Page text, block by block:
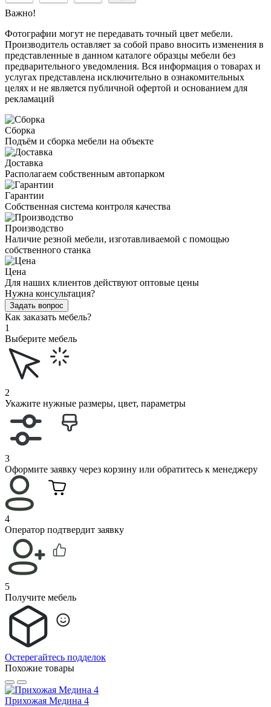
Важно!
Фотографии могут не передавать точный цвет мебели.
Производитель оставляет за собой право вносить изменения в
представленные в данном каталоге образцы мебели без
предварительного уведомления. Вся информация о товарах и
услугах представлена исключительно в ознакомительных
целях и не является публичной офертой и основанием для
рекламаций
Сборка
Подъём и сборка мебели на объекте
Доставка
Располагаем собственным автопарком
Гарантии
Собственная система контроля качества
Производство
Наличие резной мебели, изготавливаемой с помощью
собственного станка
Цена
Для наших клиентов действуют оптовые цены
Нужна консультация?
Задать вопрос
Как заказать мебель?
1
Выберите мебель
2
Укажите нужные размеры, цвет, параметры
3
Оформите заявку через корзину или обратитесь к менеджеру
4
Оператор подтвердит заявку
5
Получите мебель
Остерегайтесь подделок
Похожие товары
Прихожая Медина 4